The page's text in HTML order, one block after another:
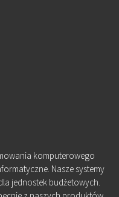
komputerowego
Nasze systemy
jednostek budżetowych.